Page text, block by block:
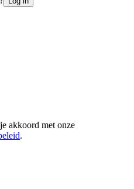
akkoord met onze
.